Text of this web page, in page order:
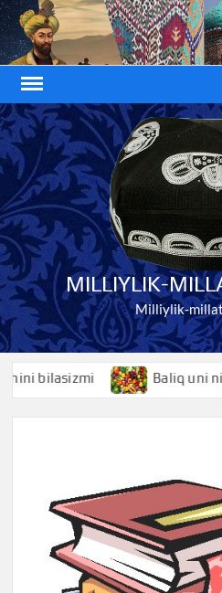
Skip
to
content
MILLIYLIK-
Milliylik-
Baliq uni